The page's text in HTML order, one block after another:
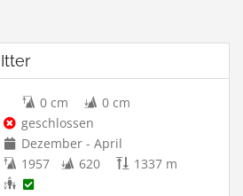
0 cm
0 cm
geschlossen
Dezember - April
1957 620
1337 m